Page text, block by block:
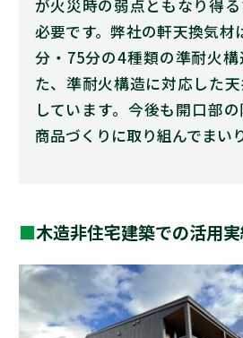
が火災時の弱点ともなり得
必要です。弊社の軒天換気
分・75分の4種類の準耐火
た、準耐火構造に対応した
しています。今後も開口部
商品づくりに取り組んでまいり
木造非住宅建築での活用